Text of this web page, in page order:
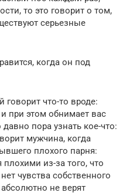
то это говорит о том,
серьезные
когда он под
говорит что-то вроде:
и при этом обнимает вас
пора узнать кое-что:
мужчина, когда
плохого парня:
из-за того, что
чувства собственного
не верят